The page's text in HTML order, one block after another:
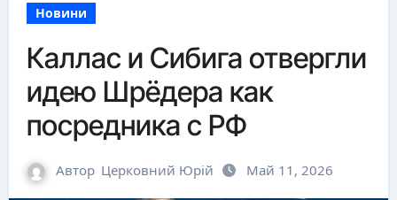
Новини
Каллас и Сибига отвергли
идею Шрёдера как
посредника с РФ
Автор Церковний Юрій Май 11, 2026